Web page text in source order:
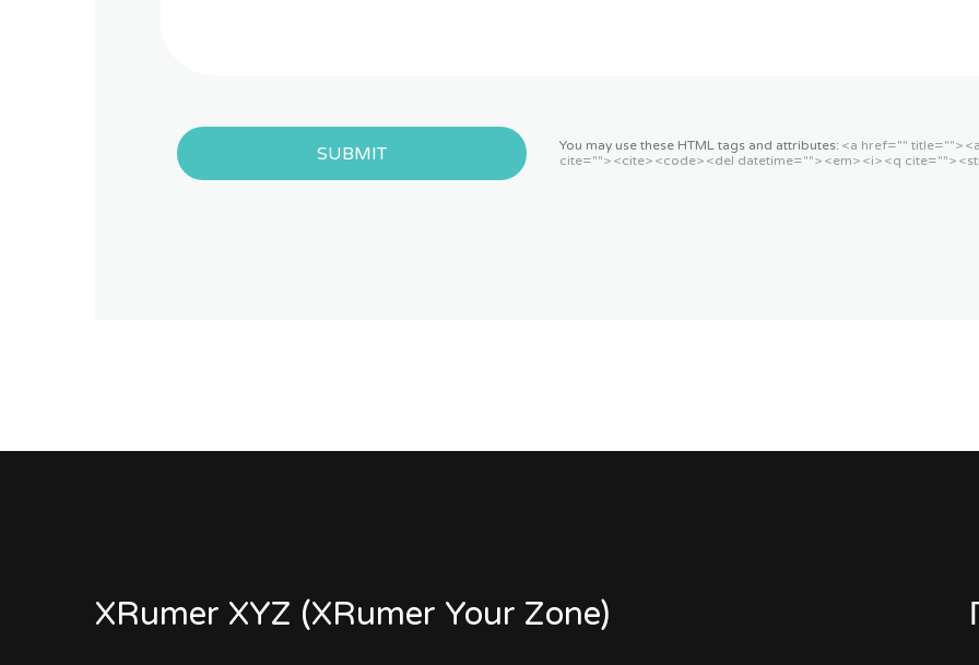
SUBMIT You may use these HTML tags and attributes: <a href="" title="">
cite=""> <cite> <code> <del datetime=""> <em> <i> <q cite="">
XRumer XYZ (XRumer Your Zone)